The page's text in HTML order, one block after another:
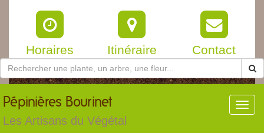
Horaires Itinéraire Contact
Pépinières Bourinet
Les Artisans du Végétal